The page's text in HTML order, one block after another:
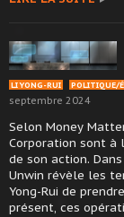
LI YONG-RUI POLITIQUE/
septembre 2024
Selon Money
Corporation sont à
de son action.
Unwin révèle les
Yong-Rui de
présent, ces